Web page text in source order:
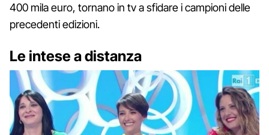
400 mila euro, tornano in tv a sfidare i campioni delle
precedenti edizioni.
Le intese a distanza